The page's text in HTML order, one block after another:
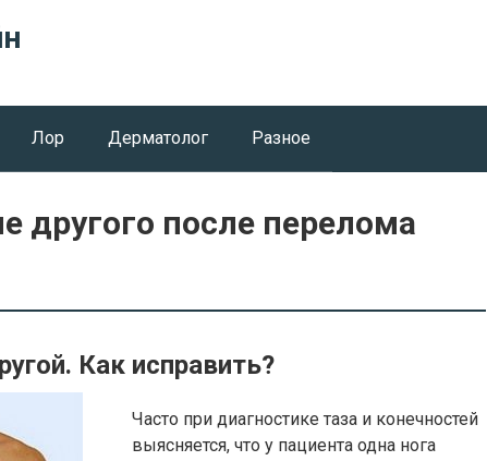
Лор Дерматолог Разное
другого после перелома
Как исправить?
Часто при диагностике таза и конечностей
выясняется, что у пациента одна нога